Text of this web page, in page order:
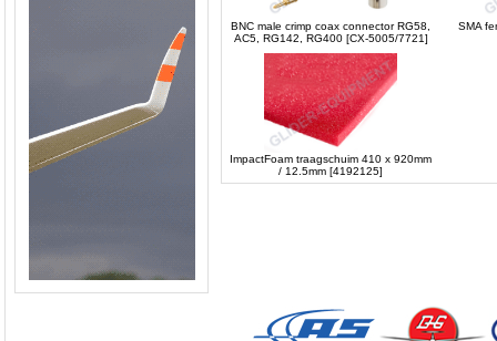
BNC male crimp coax connector RG58,
AC5, RG142, RG400 [CX-5005/7721]
SMA
ImpactFoam traagschuim 410 x 920mm
/ 12.5mm [4192125]